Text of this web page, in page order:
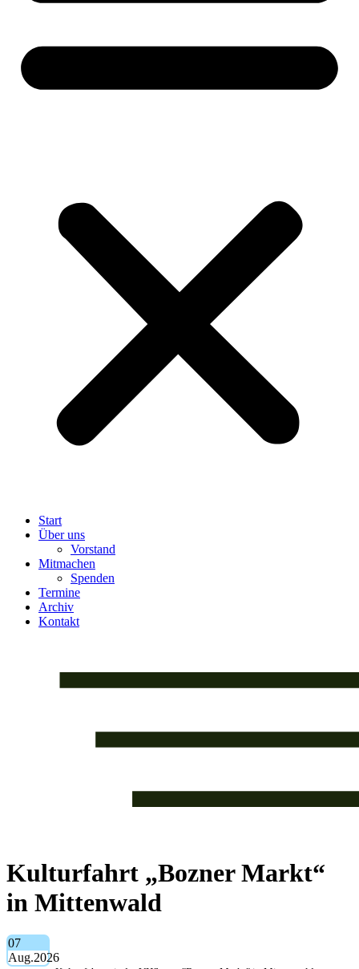
Start
Über uns
Vorstand
Mitmachen
Spenden
Termine
Archiv
Kontakt
Kulturfahrt „Bozner Markt“
in Mittenwald
07
Aug.2026